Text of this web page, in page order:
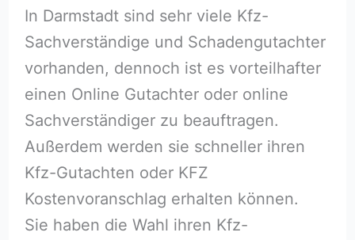
In Darmstadt sind sehr viele Kfz-
Sachverständige und Schadengutachter
vorhanden, dennoch ist es vorteilhafter
einen Online Gutachter oder online
Sachverständiger zu beauftragen.
Außerdem werden sie schneller ihren
Kfz-Gutachten oder KFZ
Kostenvoranschlag erhalten können.
Sie haben die Wahl ihren Kfz-